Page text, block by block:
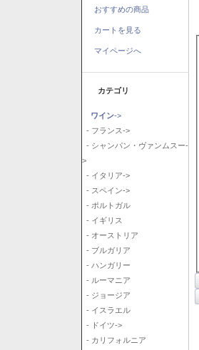
おすすめの商品
カートを見る
マイページへ
カテゴリ
ワイン->
- フランス->
- シャンパン・ヴァンムスー-
>
- イタリア->
- スペイン->
- ポルトガル
- イギリス
- オーストリア
- ブルガリア
- ハンガリー
- ルーマニア
- ジョージア
- イスラエル
- ドイツ->
- カリフォルニア